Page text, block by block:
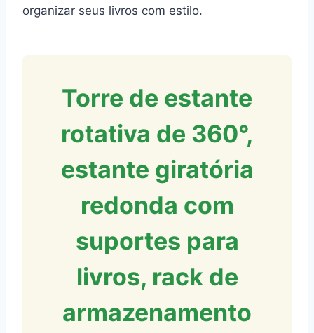
organizar seus livros com estilo.
Torre de estante
rotativa de 360°,
estante giratória
redonda com
suportes para
livros, rack de
armazenamento